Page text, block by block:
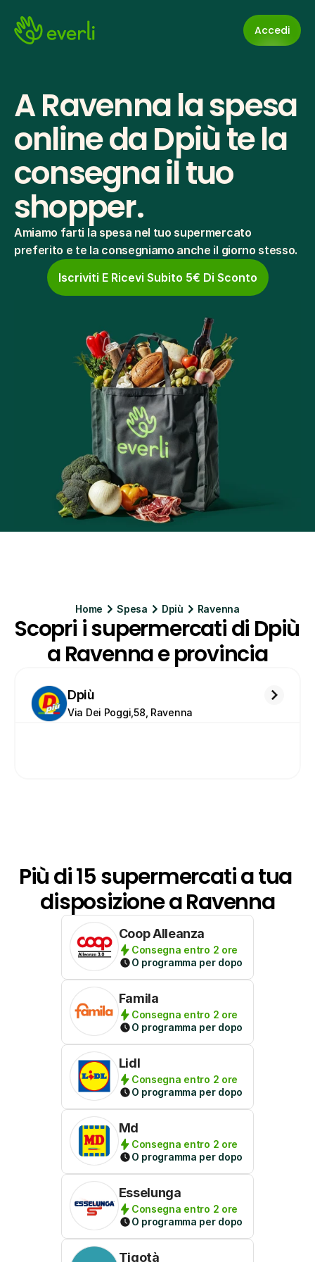
Accedi
A Ravenna la spesa
online da Dpiù te la
consegna il tuo
shopper.
Amiamo farti la spesa nel tuo supermercato
preferito e te la consegniamo anche il giorno stesso.
Iscriviti E Ricevi Subito 5€ Di Sconto
Home Spesa Dpiù Ravenna
Scopri i supermercati di Dpiù
a Ravenna e provincia
Dpiù
Via Dei Poggi,58, Ravenna
Più di 15 supermercati a tua
disposizione a Ravenna
Coop Alleanza
Consegna entro 2 ore
O programma per dopo
Famila
Consegna entro 2 ore
O programma per dopo
Lidl
Consegna entro 2 ore
O programma per dopo
Md
Consegna entro 2 ore
O programma per dopo
Esselunga
Consegna entro 2 ore
O programma per dopo
Tigotà